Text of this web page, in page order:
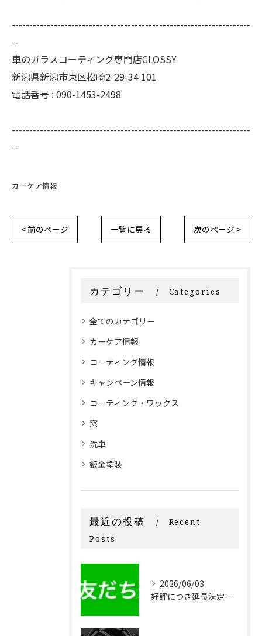
--------------------------------------------------------------------
--
車のガラスコーティング専門店GLOSSY
新潟県新潟市東区松崎2-29-34 101
電話番号 : 090-1453-2498
--------------------------------------------------------------------
--
カーケア情報
< 前のページ 一覧に戻る 次のページ >
カテゴリー Categories
全てのカテゴリー
カーケア情報
コーティング情報
キャンペーン情報
コーティング・ワックス
窓
洗車
鈑金塗装
最近の投稿
Recent
Posts
2026/06/03
好評につき延長決定！！20,000円OFF 新車限定早割りキャンペーン